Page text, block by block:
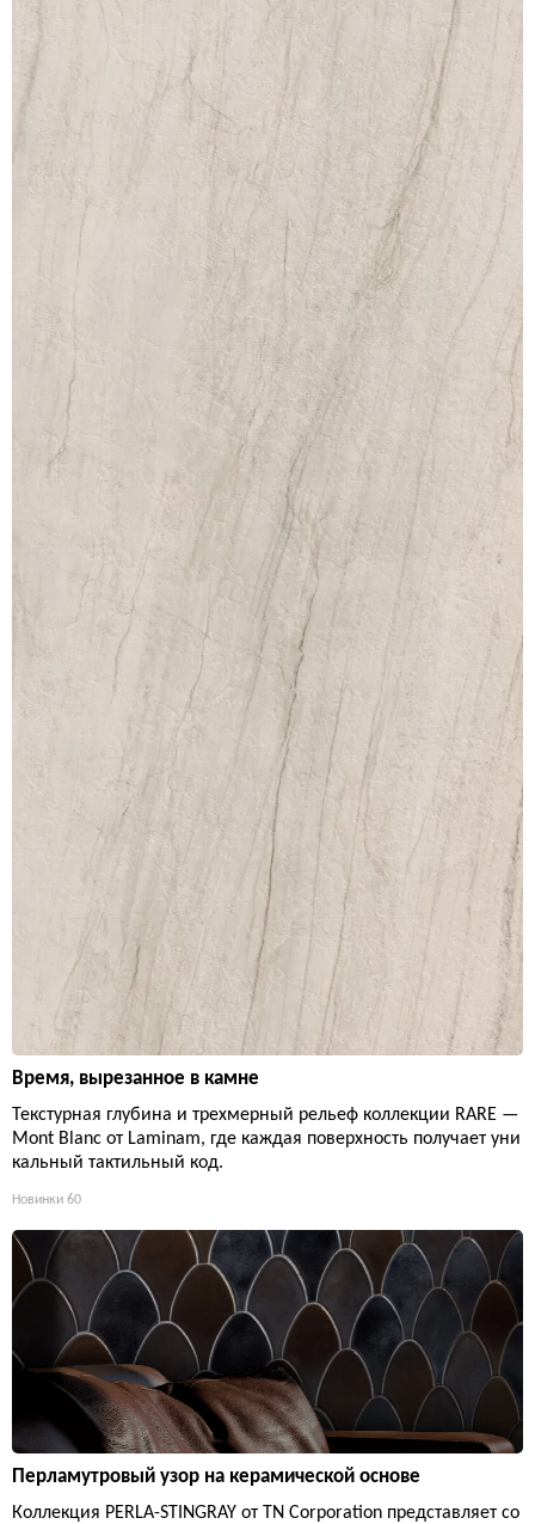
Время, вырезанное в камне
Текстурная глубина и трехмерный рельеф коллекции RARE —
Mont Blanc от Laminam, где каждая поверхность получает уни
кальный тактильный код.
Новинки 60
Перламутровый узор на керамической основе
Коллекция PERLA-STINGRAY от TN Corporation представляет со